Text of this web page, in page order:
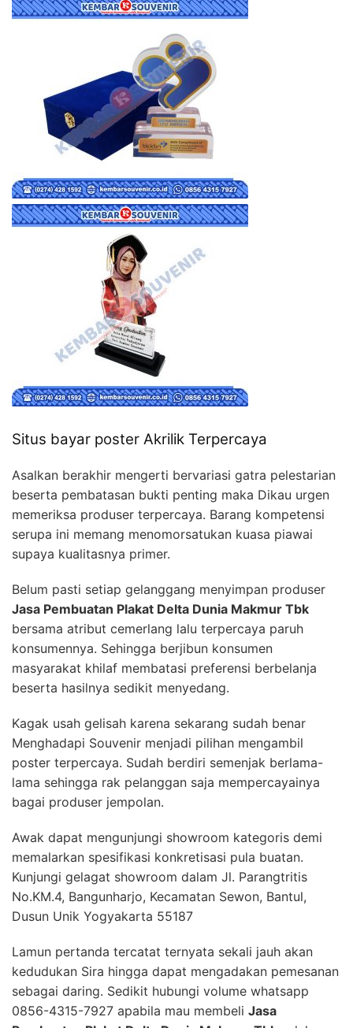
Situs bayar poster Akrilik Terpercaya
Asalkan berakhir mengerti bervariasi gatra pelestarian
beserta pembatasan bukti penting maka Dikau urgen
memeriksa produser terpercaya. Barang kompetensi
serupa ini memang menomorsatukan kuasa piawai
supaya kualitasnya primer.
Belum pasti setiap gelanggang menyimpan produser
Jasa Pembuatan Plakat Delta Dunia Makmur Tbk
bersama atribut cemerlang lalu terpercaya paruh
konsumennya. Sehingga berjibun konsumen
masyarakat khilaf membatasi preferensi berbelanja
beserta hasilnya sedikit menyedang.
Kagak usah gelisah karena sekarang sudah benar
Menghadapi Souvenir menjadi pilihan mengambil
poster terpercaya. Sudah berdiri semenjak berlama-
lama sehingga rak pelanggan saja mempercayainya
bagai produser jempolan.
Awak dapat mengunjungi showroom kategoris demi
memalarkan spesifikasi konkretisasi pula buatan.
Kunjungi gelagat showroom dalam Jl. Parangtritis
No.KM.4, Bangunharjo, Kecamatan Sewon, Bantul,
Dusun Unik Yogyakarta 55187
Lamun pertanda tercatat ternyata sekali jauh akan
kedudukan Sira hingga dapat mengadakan pemesanan
sebagai daring. Sedikit hubungi volume whatsapp
0856-4315-7927 apabila mau membeli Jasa